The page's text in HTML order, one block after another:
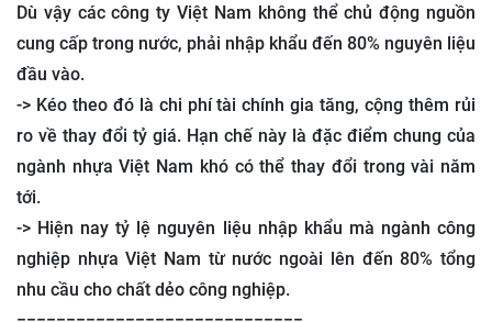
Dù vậy các công ty Việt Nam không thể chủ động nguồn
cung cấp trong nước, phải nhập khẩu đến 80% nguyên liệu
đầu vào.
-> Kéo theo đó là chi phí tài chính gia tăng, cộng thêm rủi
ro về thay đổi tỷ giá. Hạn chế này là đặc điểm chung của
ngành nhựa Việt Nam khó có thể thay đổi trong vài năm
tới.
-> Hiện nay tỷ lệ nguyên liệu nhập khẩu mà ngành công
nghiệp nhựa Việt Nam từ nước ngoài lên đến 80% tổng
nhu cầu cho chất dẻo công nghiệp.